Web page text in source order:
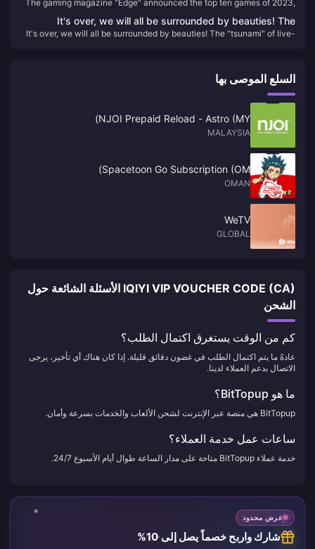
games of 2023, and "Tears of the King" won the best
game of the year again.
The gaming magazine "Edge" announced the top ten games of 2023,
It's over, we will all be surrounded by beauties! The
"tsunami" of live-action interactive film and television
It's over, we will all be surrounded by beauties! The "tsunami" of live-
السلع الموصى بها
NJOI Prepaid Reload - Astro (MY)
MALAYSIA
Spacetoon Go Subscription (OM)
OMAN
WeTV
GLOBAL
IQIYI VIP VOUCHER CODE (CA) الأسئلة الشائعة حول
الشحن
كم من الوقت يستغرق اكتمال الطلب؟
عادةً ما يتم اكتمال الطلب في غضون دقائق قليلة. إذا كان هناك أي تأخير، يرجى
الاتصال بدعم العملاء لدينا.
ما هو BitTopup؟
BitTopup هي منصة عبر الإنترنت لشحن الألعاب والخدمات بسرعة وأمان.
ساعات عمل خدمة العملاء؟
خدمة عملاء BitTopup متاحة على مدار الساعة طوال أيام الأسبوع 24/7.
عرض محدود
شارك واربح خصماً يصل إلى 10%